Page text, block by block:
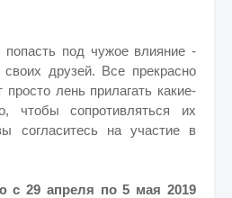
под чужое влияние -
своих друзей. Все прекрасно
лень прилагать какие-
чтобы сопротивляться их
согласитесь на участие в
с 29 апреля по 5 мая 2019